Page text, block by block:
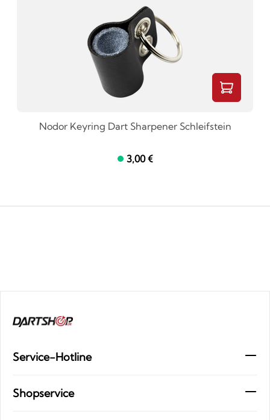
Nodor Keyring Dart Sharpener Schleifstein
3,00 €
Service-Hotline
Shopservice